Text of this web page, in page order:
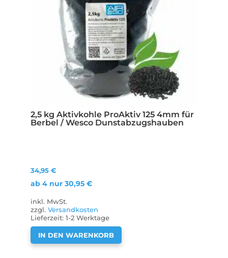
2,5 kg Aktivkohle ProAktiv 125 4mm für
Berbel / Wesco Dunstabzugshauben
34,95 €
ab 4 nur 30,95 €
inkl. MwSt.
zzgl. Versandkosten
Lieferzeit: 1-2 Werktage
IN DEN WARENKORB